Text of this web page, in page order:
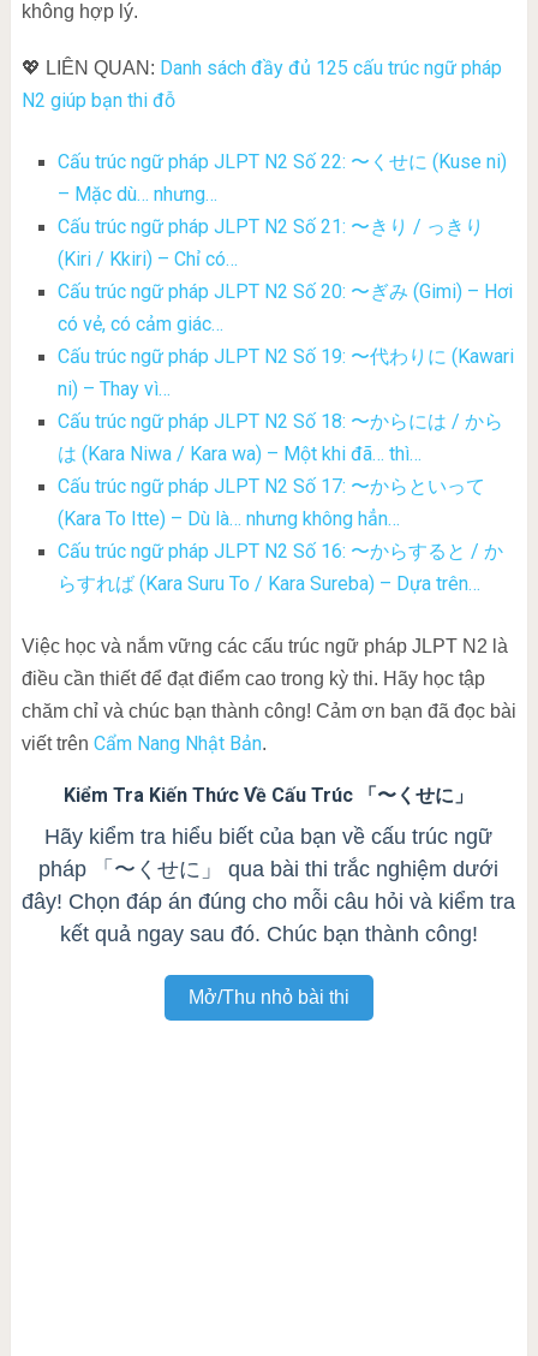
không hợp lý.
💖 LIÊN QUAN: Danh sách đầy đủ 125 cấu trúc ngữ pháp
N2 giúp bạn thi đỗ
Cấu trúc ngữ pháp JLPT N2 Số 22: 〜くせに (Kuse ni)
– Mặc dù… nhưng…
Cấu trúc ngữ pháp JLPT N2 Số 21: 〜きり / っきり
(Kiri / Kkiri) – Chỉ có…
Cấu trúc ngữ pháp JLPT N2 Số 20: 〜ぎみ (Gimi) – Hơi
có vẻ, có cảm giác…
Cấu trúc ngữ pháp JLPT N2 Số 19: 〜代わりに (Kawari
ni) – Thay vì…
Cấu trúc ngữ pháp JLPT N2 Số 18: 〜からには / から
は (Kara Niwa / Kara wa) – Một khi đã… thì…
Cấu trúc ngữ pháp JLPT N2 Số 17: 〜からといって
(Kara To Itte) – Dù là… nhưng không hẳn…
Cấu trúc ngữ pháp JLPT N2 Số 16: 〜からすると / か
らすれば (Kara Suru To / Kara Sureba) – Dựa trên…
Việc học và nắm vững các cấu trúc ngữ pháp JLPT N2 là
điều cần thiết để đạt điểm cao trong kỳ thi. Hãy học tập
chăm chỉ và chúc bạn thành công! Cảm ơn bạn đã đọc bài
viết trên Cẩm Nang Nhật Bản.
Kiểm Tra Kiến Thức Về Cấu Trúc 「〜くせに」
Hãy kiểm tra hiểu biết của bạn về cấu trúc ngữ
pháp 「〜くせに」 qua bài thi trắc nghiệm dưới
đây! Chọn đáp án đúng cho mỗi câu hỏi và kiểm tra
kết quả ngay sau đó. Chúc bạn thành công!
Mở/Thu nhỏ bài thi